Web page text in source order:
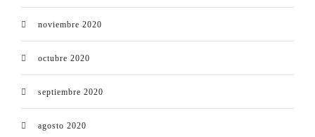
noviembre 2020
octubre 2020
septiembre 2020
agosto 2020